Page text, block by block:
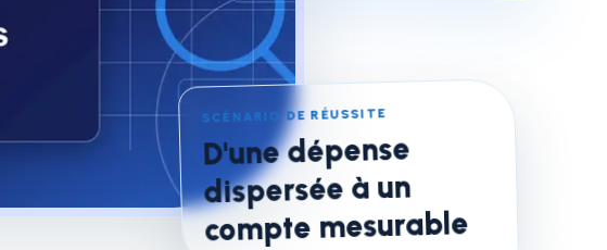
SCÉNARIO DE RÉUSSITE
D'une dépense
dispersée à un
compte mesurable